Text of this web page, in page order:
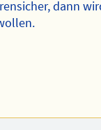
dann